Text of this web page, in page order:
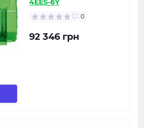
4EES-6Y
0
92 346 грн